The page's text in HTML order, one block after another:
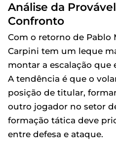
Análise da
Confronto
Com o retorno de Pablo
Carpini tem um leque
montar a escalação que
A tendência é que o
posição de titular,
outro jogador no setor
formação tática deve
entre defesa e ataque.